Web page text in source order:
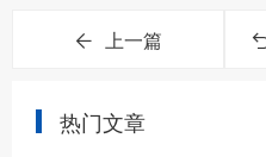
上一篇
热门文章